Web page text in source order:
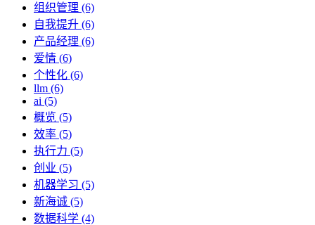
组织管理 (6)
自我提升 (6)
产品经理 (6)
爱情 (6)
个性化 (6)
llm (6)
ai (5)
概览 (5)
效率 (5)
执行力 (5)
创业 (5)
机器学习 (5)
新海诚 (5)
数据科学 (4)